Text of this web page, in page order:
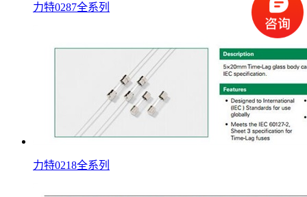
力特0287全系列
力特0218全系列